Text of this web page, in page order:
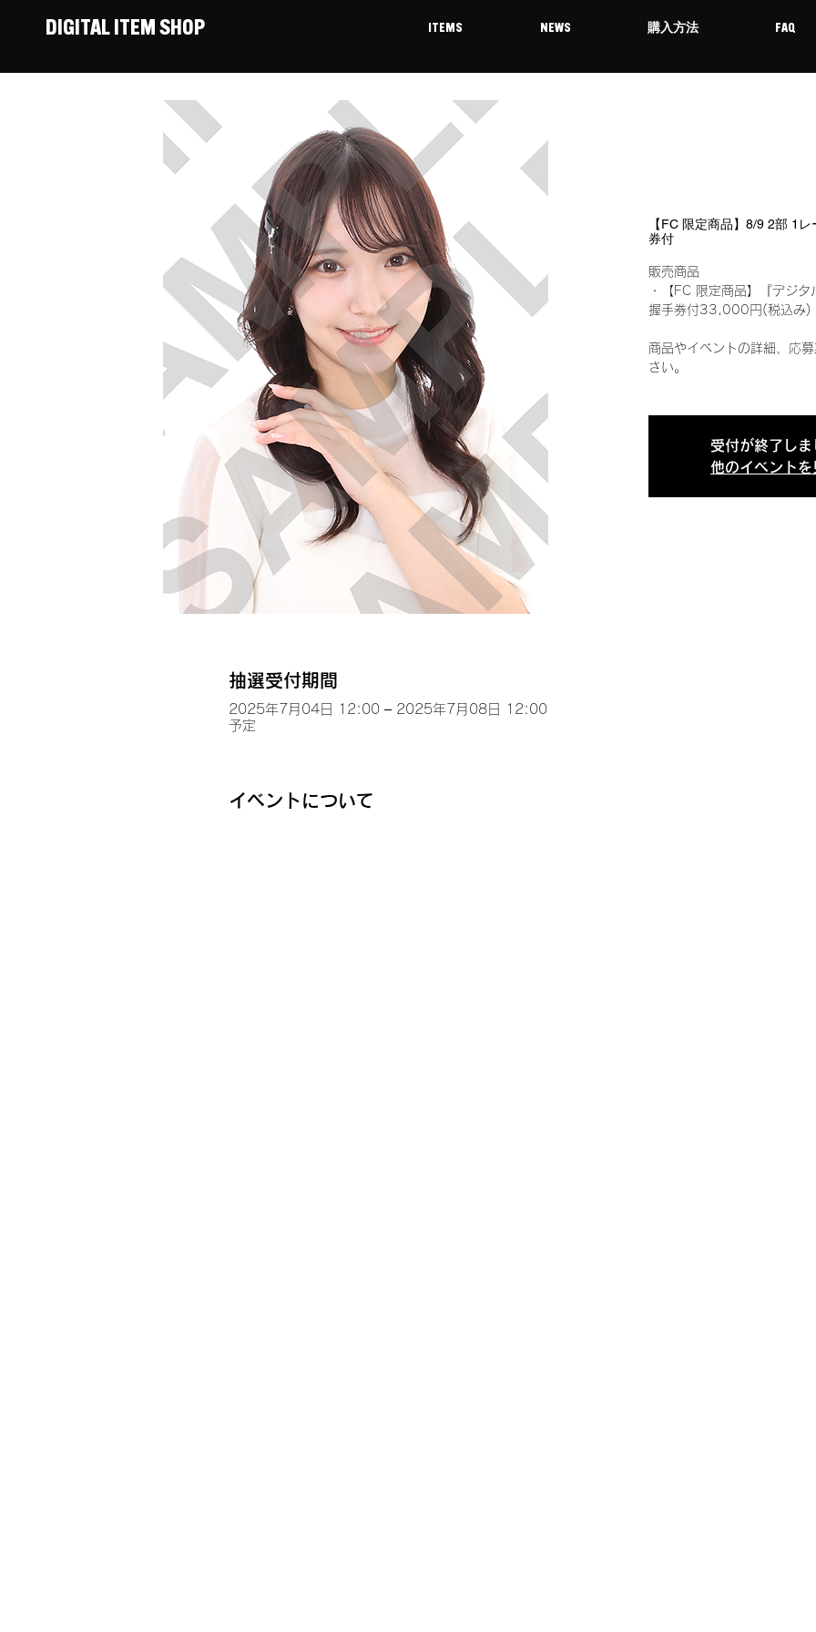
DIGITAL ITEM SHOP ITEMS NEWS 購入方法 FAQ
【FC 限定商品】8/9 2部 1
券付
販売商品
・【FC 限定商品】『デジ
握手券付33,000円(税込
商品やイベントの詳細、応
さい。
受付が終了しま
他のイベントを
抽選受付期間
2025年7月04日 12:00 – 2025年7月08日 12:00
予定
イベントについて